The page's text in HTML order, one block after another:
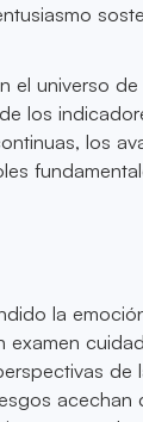
el universo de
los
los
la
examen
de
acechan